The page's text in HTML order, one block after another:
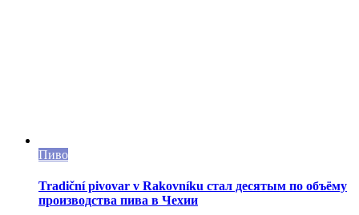
Пиво
Tradiční pivovar v Rakovníku стал десятым по объёму
производства пива в Чехии